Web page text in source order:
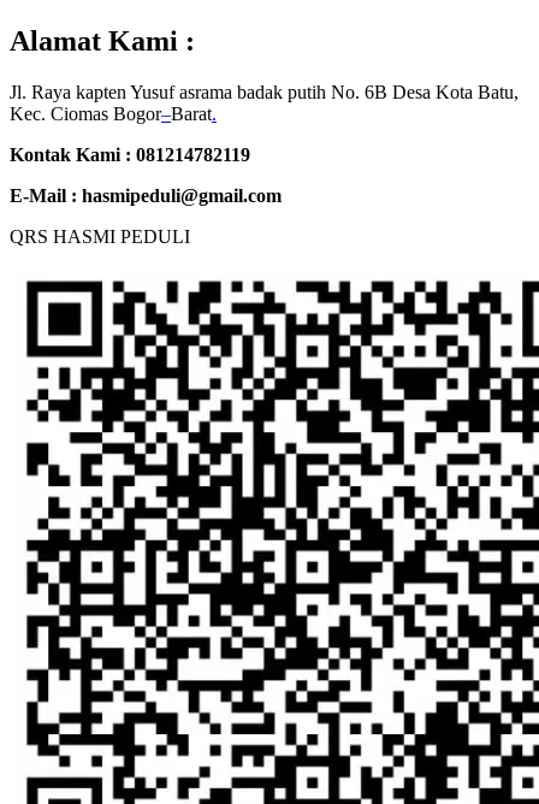
Alamat Kami :
Jl. Raya kapten Yusuf asrama badak putih No. 6B Desa Kota Batu,
Kec. Ciomas Bogor–Barat.
Kontak Kami : 081214782119
E-Mail : hasmipeduli@gmail.com
QRS HASMI PEDULI